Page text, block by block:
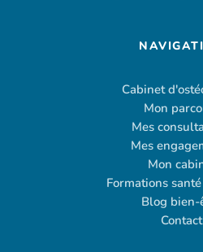
Cabinet
Mon
Mes
Mes
Mon
Formations
Blog bien-
Contact